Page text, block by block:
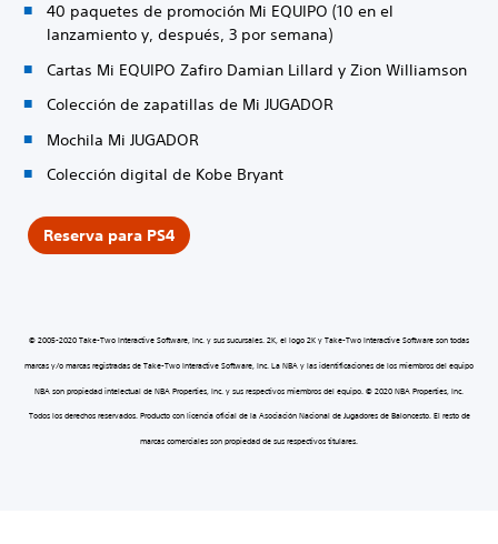
40 paquetes de promoción Mi EQUIPO (10 en el
lanzamiento y, después, 3 por semana)
Cartas Mi EQUIPO Zafiro Damian Lillard y Zion Williamson
Colección de zapatillas de Mi JUGADOR
Mochila Mi JUGADOR
Colección digital de Kobe Bryant
Reserva para PS4
© 2005-2020 Take-Two Interactive Software, Inc. y sus sucursales. 2K, el logo 2K y Take-Two Interactive Software son todas
marcas y/o marcas registradas de Take-Two Interactive Software, Inc. La NBA y las identificaciones de los miembros del equipo
NBA son propiedad intelectual de NBA Properties, Inc. y sus respectivos miembros del equipo. © 2020 NBA Properties, Inc.
Todos los derechos reservados. Producto con licencia oficial de la Asociación Nacional de Jugadores de Baloncesto. El resto de
marcas comerciales son propiedad de sus respectivos titulares.